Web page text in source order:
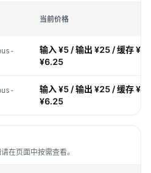
当前价格
输入 ¥5 / 输出 ¥25 / 缓存
¥6.25
输入 ¥5 / 输出 ¥25 / 缓存
¥6.25
在页面中按需查看。